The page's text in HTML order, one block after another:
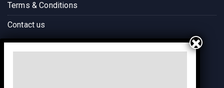
Terms & Conditions
Contact us
Way to Destination